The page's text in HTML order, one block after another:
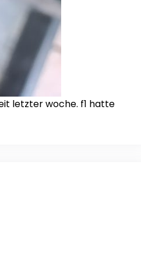
letzter woche. f1 hatte